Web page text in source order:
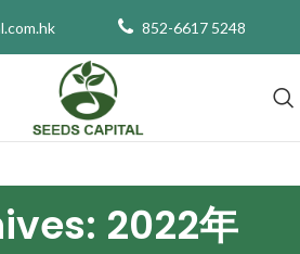
852-6617 5248
2022年